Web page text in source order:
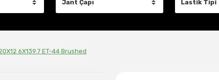
6X139.7 ET-44 Brushed